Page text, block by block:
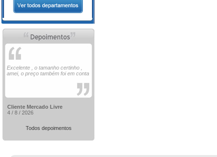
Excelente , o tamanho certinho ,
amei, o preço também foi em conta
Cliente Mercado Livre
4 / 8 / 2026
Todos depoimentos